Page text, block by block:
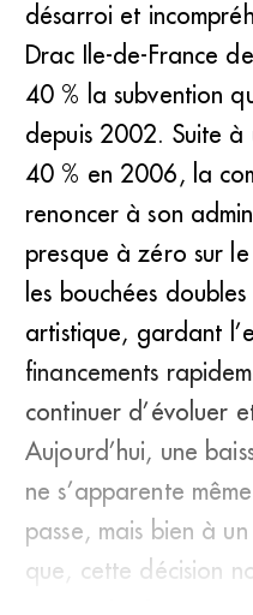
désarroi et
Drac Ile-de-France
40 % la subvention
depuis 2002. Suite à
40 % en 2006, la
renoncer à son
presque à zéro sur
les bouchées
artistique, gardant
financements
continuer d’évoluer
Aujourd’hui, une
ne s’apparente
passe, mais bien à
que, cette décision